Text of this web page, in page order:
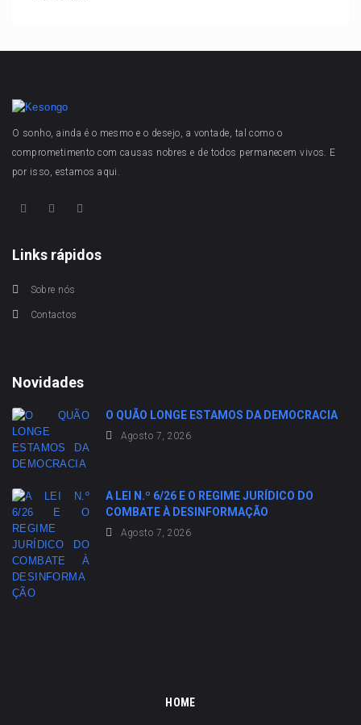
O sonho, ainda é o mesmo e o desejo, a vontade, tal como o
comprometimento com causas nobres e de todos permanecem vivos. E
por isso, estamos aqui.
Links rápidos
Sobre nós
Contactos
Novidades
O QUÃO LONGE ESTAMOS DA DEMOCRACIA
Agosto 7, 2026
A LEI N.º 6/26 E O REGIME JURÍDICO DO
COMBATE À DESINFORMAÇÃO
Agosto 7, 2026
HOME